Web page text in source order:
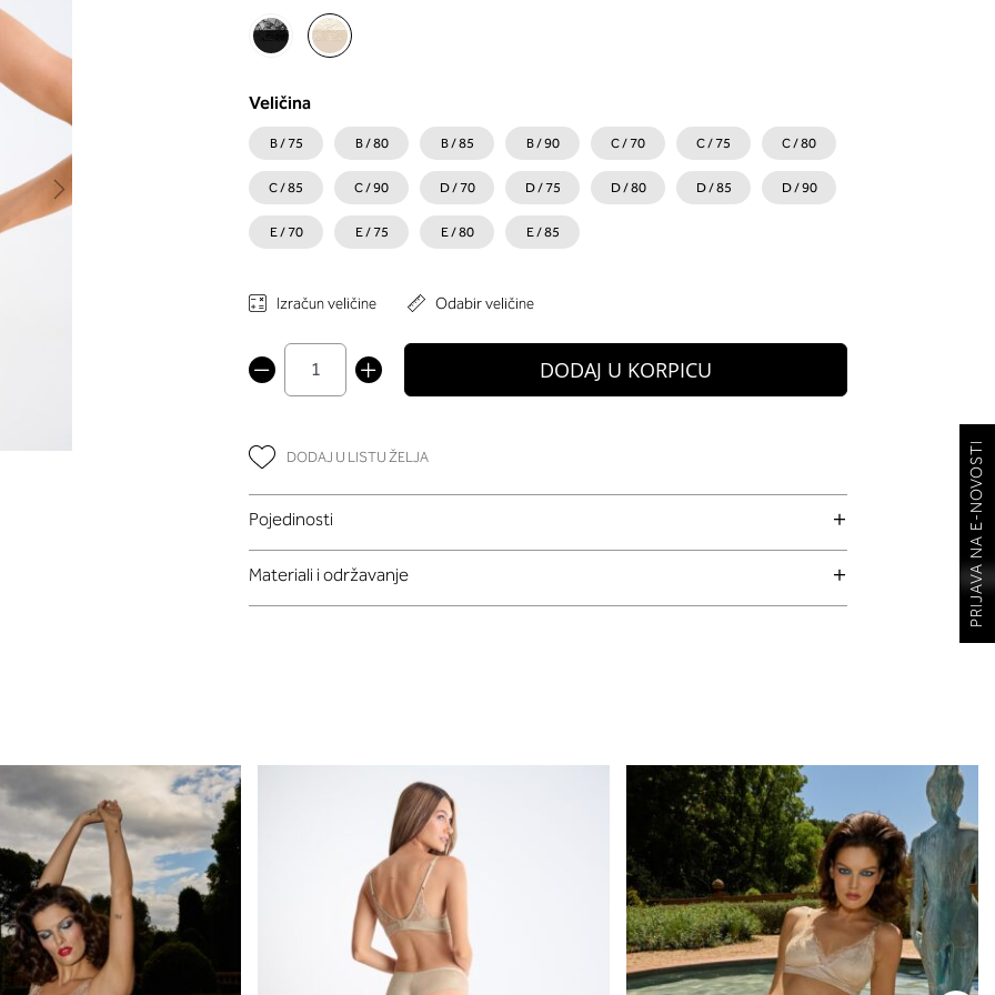
Veličina
B / 75 B / 80 B / 85 B / 90 C / 70 C / 75 C / 80
C / 85 C / 90 D / 70 D / 75 D / 80 D / 85 D / 90
E / 70 E / 75 E / 80 E / 85
Izračun veličine Odabir veličine
DODAJ U KORPICU
DODAJ U LISTU ŽELJA
Pojedinosti
Materiali i održavanje PRIJAVA NA E-NOVOSTI